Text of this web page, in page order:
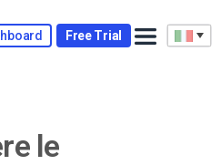
Free Trial
le